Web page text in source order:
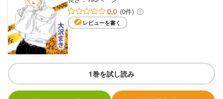
0.0 (0件)
レビューを書く
1巻を試し読み